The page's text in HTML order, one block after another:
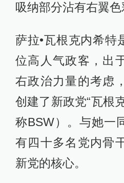
吸纳部分沾有右翼色
萨拉•瓦根克内希特
位高人气政客，出
右政治力量的考虑
创建了新政党“瓦根
称BSW）。与她一
有四十多名党内骨
新党的核心。